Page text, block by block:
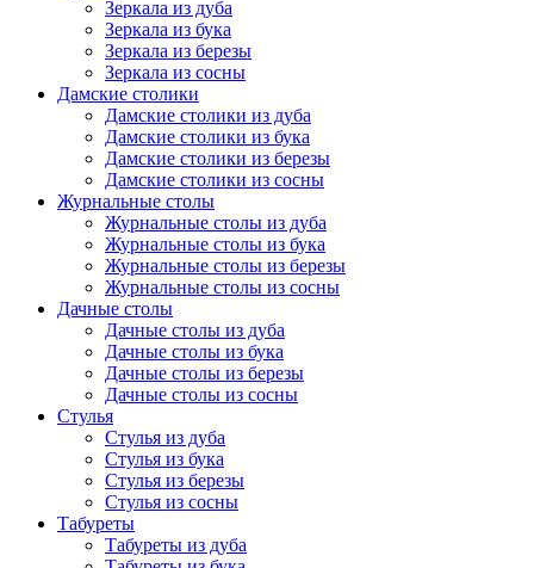
Зеркала из дуба
Зеркала из бука
Зеркала из березы
Зеркала из сосны
Дамские столики
Дамские столики из дуба
Дамские столики из бука
Дамские столики из березы
Дамские столики из сосны
Журнальные столы
Журнальные столы из дуба
Журнальные столы из бука
Журнальные столы из березы
Журнальные столы из сосны
Дачные столы
Дачные столы из дуба
Дачные столы из бука
Дачные столы из березы
Дачные столы из сосны
Стулья
Стулья из дуба
Стулья из бука
Стулья из березы
Стулья из сосны
Табуреты
Табуреты из дуба